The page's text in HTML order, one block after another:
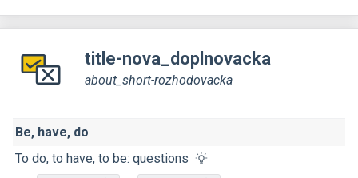
title-nova_doplnovacka
about_short-rozhodovacka
Be, have, do
To do, to have, to be: questions